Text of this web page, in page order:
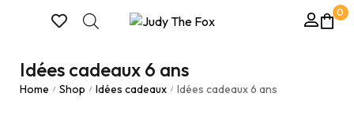
0
Idées cadeaux 6 ans
Home / Shop / Idées cadeaux / Idées cadeaux 6 ans